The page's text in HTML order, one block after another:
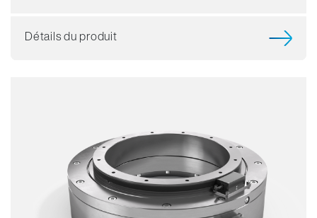
Détails du produit